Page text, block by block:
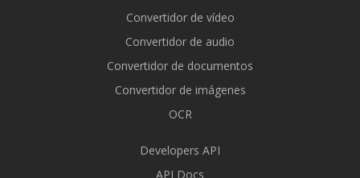
Convertidor de vídeo
Convertidor de audio
Convertidor de documentos
Convertidor de imágenes
OCR
Developers API
API Docs